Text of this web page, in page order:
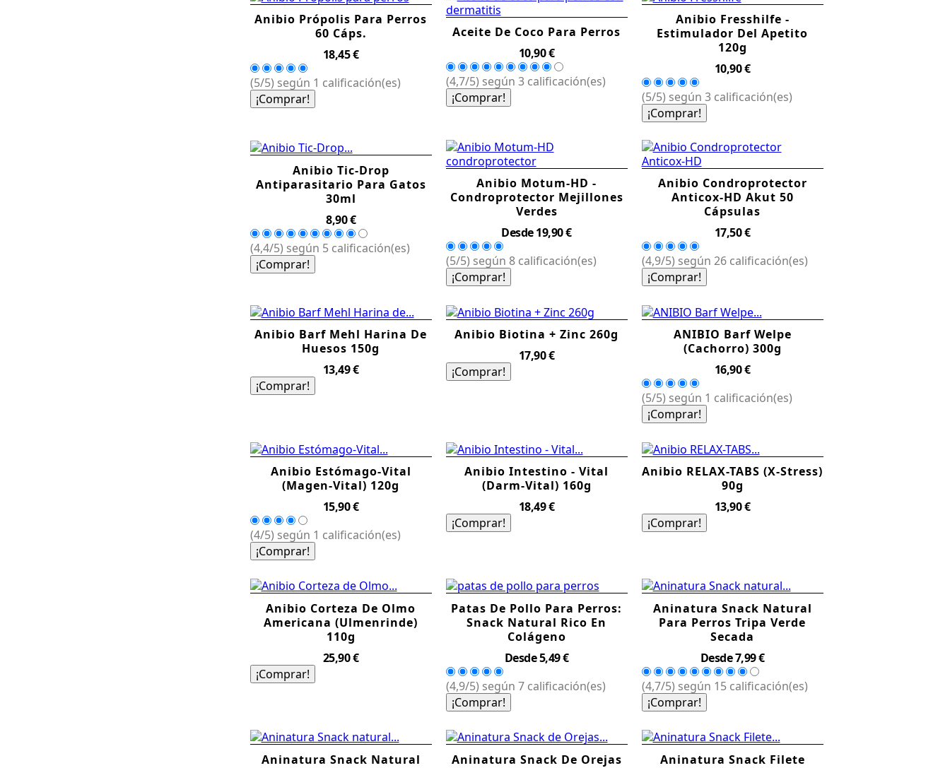
Anibio Própolis Para Perros
60 Cáps.
Precio
18,45 €
(5/5) según 1 calificación(es)
¡Comprar!
Aceite De Coco Para Perros
Precio
10,90 €
(4,7/5) según 3 calificación(es)
¡Comprar!
Anibio Fresshilfe -
Estimulador Del Apetito
120g
Precio
10,90 €
(5/5) según 3 calificación(es)
¡Comprar!
Anibio Tic-Drop
Antiparasitario Para Gatos
30ml
Precio
8,90 €
(4,4/5) según 5 calificación(es)
¡Comprar!
Anibio Motum-HD -
Condroprotector Mejillones
Verdes
DesdePrecio
19,90 €
(5/5) según 8 calificación(es)
¡Comprar!
Anibio Condroprotector
Anticox-HD Akut 50
Cápsulas
Precio
17,50 €
(4,9/5) según 26 calificación(es)
¡Comprar!
Anibio Barf Mehl Harina De
Huesos 150g
Precio
13,49 €
¡Comprar!
Anibio Biotina + Zinc 260g
Precio
17,90 €
¡Comprar!
ANIBIO Barf Welpe
(Cachorro) 300g
Precio
16,90 €
(5/5) según 1 calificación(es)
¡Comprar!
Anibio Estómago-Vital
(Magen-Vital) 120g
Precio
15,90 €
(4/5) según 1 calificación(es)
¡Comprar!
Anibio Intestino - Vital
(Darm-Vital) 160g
Precio
18,49 €
¡Comprar!
Anibio RELAX-TABS (X-Stress)
90g
Precio
13,90 €
¡Comprar!
Anibio Corteza De Olmo
Americana (Ulmenrinde)
110g
Precio
25,90 €
¡Comprar!
Patas De Pollo Para Perros:
Snack Natural Rico En
Colágeno
DesdePrecio
5,49 €
(4,9/5) según 7 calificación(es)
¡Comprar!
Aninatura Snack Natural
Para Perros Tripa Verde
Secada
DesdePrecio
7,99 €
(4,7/5) según 15 calificación(es)
¡Comprar!
Aninatura Snack Natural
Aninatura Snack De Orejas
Aninatura Snack Filete